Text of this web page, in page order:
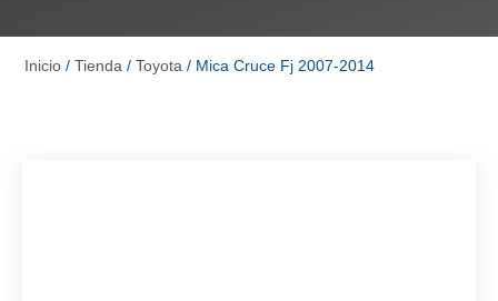
Inicio / Tienda / Toyota / Mica Cruce Fj 2007-2014